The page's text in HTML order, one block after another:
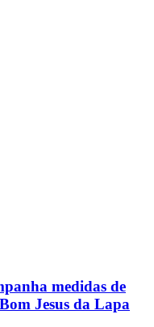
medidas de
Jesus da Lapa